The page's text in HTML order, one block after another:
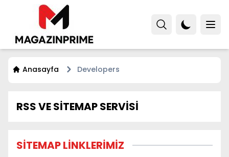
Anasayfa Developers
RSS VE SİTEMAP SERVİSİ
SITEMAP LINKLERIMIZ